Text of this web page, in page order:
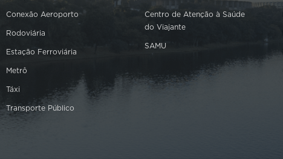
Conexão Aeroporto
Rodoviária
Estação Ferroviária
Metrô
Táxi
Transporte Público
Centro de Atenção à Saúde
do Viajante
SAMU